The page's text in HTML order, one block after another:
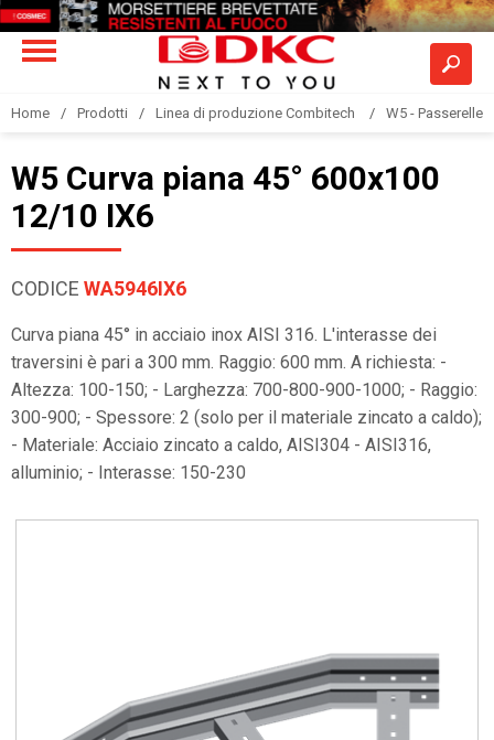
Home Prodotti Linea di produzione Combitech W5 - Passerelle
W5 Curva piana 45° 600x100
12/10 IX6
CODICE WA5946IX6
Curva piana 45° in acciaio inox AISI 316. L'interasse dei
traversini è pari a 300 mm. Raggio: 600 mm. A richiesta: -
Altezza: 100-150; - Larghezza: 700-800-900-1000; - Raggio:
300-900; - Spessore: 2 (solo per il materiale zincato a caldo);
- Materiale: Acciaio zincato a caldo, AISI304 - AISI316,
alluminio; - Interasse: 150-230